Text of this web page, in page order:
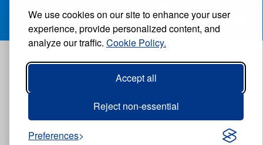
We use cookies on our site to enhance your user
experience, provide personalized content, and
analyze our traffic. Cookie Policy.
Accept all
Reject non-essential
Preferences
АВТОР:GRUPO EXCELENCIAS.